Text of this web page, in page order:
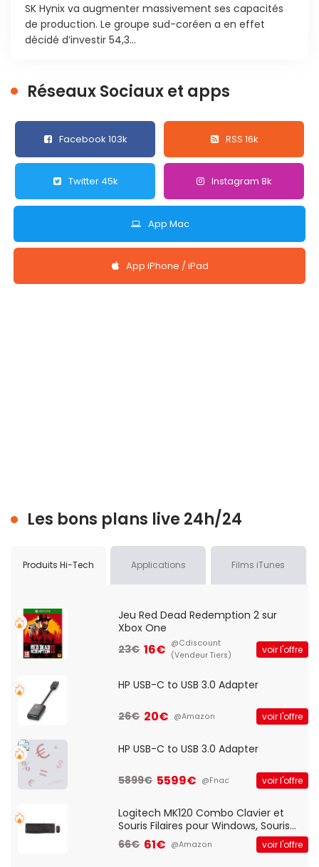
SK Hynix va augmenter massivement ses capacités
de production. Le groupe sud-coréen a en effet
décidé d’investir 54,3...
Réseaux Sociaux et apps
Facebook 103k RSS 16k
Twitter 45k Instagram 8k
App Mac
App iPhone / iPad
Les bons plans live 24h/24
Produits Hi-Tech Applications Films iTunes
Jeu Red Dead Redemption 2 sur
Xbox One
23€ 16€ @Cdiscount
(Vendeur Tiers)
voir l'offre
HP USB-C to USB 3.0 Adapter
26€ 20€ @Amazon voir l'offre
HP USB-C to USB 3.0 Adapter
5899€ 5599€ @Fnac voir l'offre
Logitech MK120 Combo Clavier et
Souris Filaires pour Windows, Souris
Optique Filaire, Connexion USB Plug
And Play, Confortable, Taille
66€ 61€ @Amazon voir l'offre